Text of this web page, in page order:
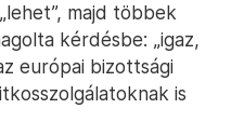
majd többek
kérdésbe: „igaz,
európai bizottsági
is